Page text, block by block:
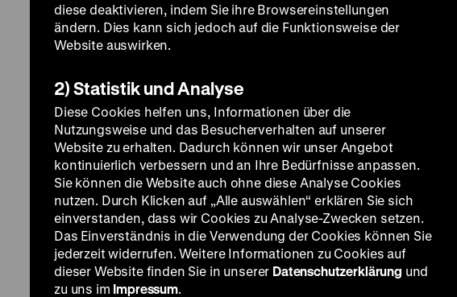
diese deaktivieren, indem Sie ihre Browsereinstellungen
ändern. Dies kann sich jedoch auf die Funktionsweise der
Website auswirken.
2) Statistik und Analyse
Diese Cookies helfen uns, Informationen über die
Nutzungsweise und das Besucherverhalten auf unserer
Website zu erhalten. Dadurch können wir unser Angebot
kontinuierlich verbessern und an Ihre Bedürfnisse anpassen.
Sie können die Website auch ohne diese Analyse Cookies
nutzen. Durch Klicken auf „Alle auswählen“ erklären Sie sich
einverstanden, dass wir Cookies zu Analyse-Zwecken setzen.
Das Einverständnis in die Verwendung der Cookies können Sie
jederzeit widerrufen. Weitere Informationen zu Cookies auf
dieser Website finden Sie in unserer Datenschutzerklärung und
zu uns im Impressum.